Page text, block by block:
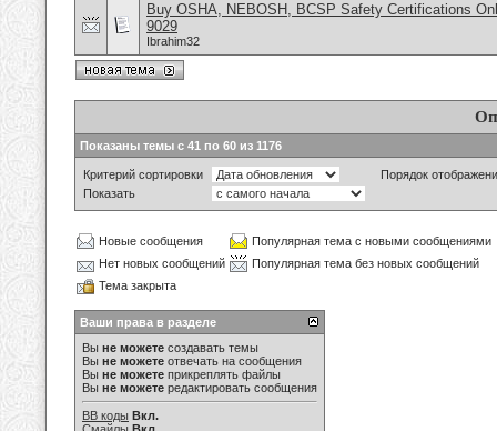
Buy OSHA, NEBOSH, BCSP Safety Certifications
9029
Ibrahim32
Показаны темы с 41 по 60 из 1176
Критерий сортировки
Порядок
Показать
Новые сообщения
Популярная тема с новыми сообщениями
Нет новых сообщений
Популярная тема без новых сообщений
Тема закрыта
Ваши права в разделе
Вы не можете создавать темы
Вы не можете отвечать на сообщения
Вы не можете прикреплять файлы
Вы не можете редактировать сообщения
BB коды Вкл.